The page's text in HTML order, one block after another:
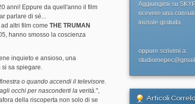
anni! Eppure da quell'anno il film
parlare di sé...
altri film come THE TRUMAN
hanno smosso la coscienza
inquieto e ansioso, una
si sa spiegare.
o quando accendi il televisore.
occhi per nasconderti la verità.",
della riscoperta non solo di se
Aggiungimi su
ricevere una
iniziale gratuita.
oppure scrivimi a:
Articoli